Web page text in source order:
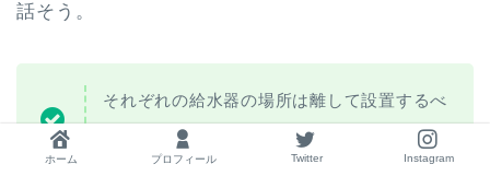
話そう。
それぞれの給水器の場所は離して設置するべ
し。
ホーム プロフィール Twitter Instagram